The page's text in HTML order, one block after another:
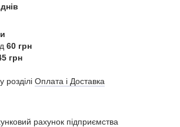
60 грн
грн
розділі Оплата і Доставка
рахунок підприємства